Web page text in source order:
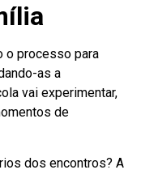
o processo para
as a
vai experimentar,
de
dos encontros? A